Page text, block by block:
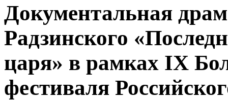
Документальная
Радзинского
царя» в рамках IX
фестиваля